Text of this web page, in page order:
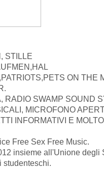
STILLE
S ON THE
RADIO SWAMP SOUND
MICROFONO
INFORMATIVI E
Free Sex Free Music.
insieme all'Unione degli
studenteschi.